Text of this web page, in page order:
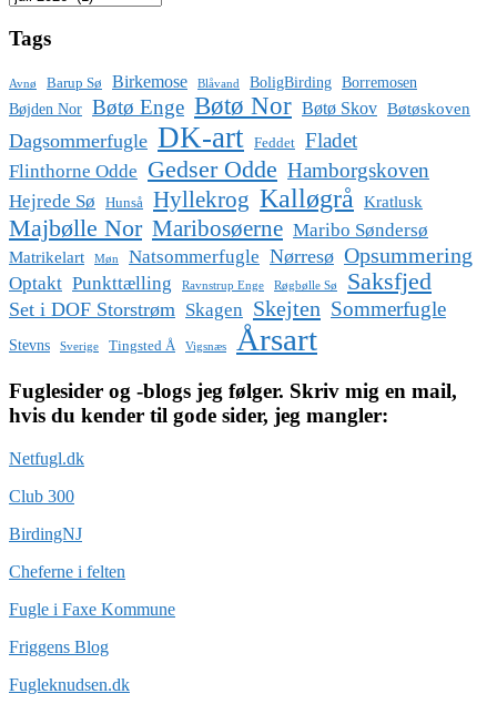
Tags
Avnø Barup Sø Birkemose Blåvand BoligBirding Borremosen
Bøjden Nor Bøtø Enge Bøtø Nor Bøtø Skov Bøtøskoven
Dagsommerfugle DK-art Feddet Fladet
Flinthorne Odde Gedser Odde Hamborgskoven
Hejrede Sø Hunså Hyllekrog Kalløgrå Kratlusk
Majbølle Nor Maribosøerne Maribo Søndersø
Matrikelart Møn Natsommerfugle Nørresø Opsummering
Optakt Punkttælling Ravnstrup Enge Røgbølle Sø Saksfjed
Set i DOF Storstrøm Skagen Skejten Sommerfugle
Stevns Sverige Tingsted Å Vigsnæs Årsart
Fuglesider og -blogs jeg følger. Skriv mig en mail,
hvis du kender til gode sider, jeg mangler:
Netfugl.dk
Club 300
BirdingNJ
Cheferne i felten
Fugle i Faxe Kommune
Friggens Blog
Fugleknudsen.dk